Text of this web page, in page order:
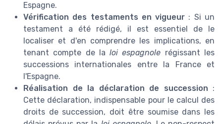
Espagne.
Vérification des testaments en vigueur : Si un
testament a été rédigé, il est essentiel de le
localiser et d'en comprendre les implications, en
tenant compte de laloi espagnole régissant les
successions internationales entre la France et
l'Espagne.
Réalisation de la déclaration de succession :
Cette déclaration, indispensable pour le calcul des
droits de succession, doit être soumise dans les